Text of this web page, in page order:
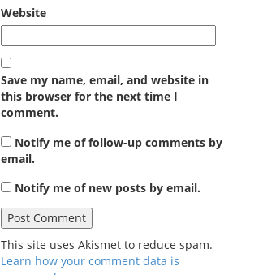
Website
Save my name, email, and website in
this browser for the next time I
comment.
Notify me of follow-up comments by
email.
Notify me of new posts by email.
This site uses Akismet to reduce spam.
Learn how your comment data is